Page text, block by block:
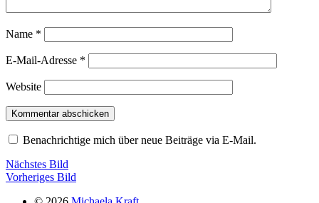
Name *
E-Mail-Adresse *
Website
Benachrichtige mich über neue Beiträge via E-Mail.
Nächstes Bild
Vorheriges Bild